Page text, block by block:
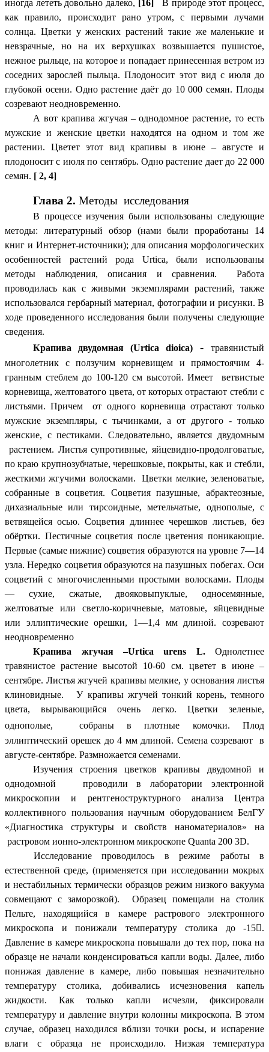
иногда лететь довольно далеко, [16]
В природе этот процесс,
как правило, происходит рано утром, с первыми лучами
солнца. Цветки у женских растений такие же маленькие и
невзрачные, но на их верхушках возвышается пушистое,
нежное рыльце, на которое и попадает принесенная ветром из
соседних зарослей пыльца. Плодоносит этот вид с июля до
глубокой осени. Одно растение даёт до 10 000 семян. Плоды
созревают неодновременно.
А вот крапива жгучая – однодомное растение, то есть
мужские и женские цветки находятся на одном и том же
растении. Цветет этот вид крапивы в июне – августе и
плодоносит с июля по сентябрь. Одно растение дает до 22 000
семян. [ 2, 4]
Глава 2.Методы исследования
В процессе изучения были использованы следующие
методы: литературный обзор (нами были проработаны 14
книг и Интернет-источники); для описания морфологических
особенностей растений рода Urtica, были использованы
методы наблюдения, описания и сравнения. Работа
проводилась как с живыми экземплярами растений, также
использовался гербарный материал, фотографии и рисунки. В
ходе проведенного исследования были получены следующие
сведения.
Крапива двудомная (Urtica dioica)
-травянистый
многолетник с ползучим корневищем и прямостоячим 4-
гранным стеблем до 100-120 см высотой. Имеет ветвистые
корневища, желтоватого цвета, от которых отрастают стебли с
листьями. Причем от одного корневища отрастают только
мужские экземпляры, с тычинками, а от другого - только
женские, с пестиками. Следовательно, является двудомным
растением. Листья супротивные, яйцевидно-продолговатые,
по краю крупнозубчатые, черешковые, покрыты, как и стебли,
жесткими жгучими волосками. Цветки мелкие, зеленоватые,
собранные в соцветия. Соцветия пазушные, абрактеозные,
дихазиальные или тирсоидные, метельчатые, однополые, с
ветвящейся осью. Соцветия длиннее черешков листьев, без
обёртки. Пестичные соцветия после цветения поникающие.
Первые (самые нижние) соцветия образуются на уровне 7—14
узла. Нередко соцветия образуются на пазушных побегах. Оси
соцветий с многочисленными простыми волосками. Плоды
— сухие, сжатые, двояковыпуклые, односемянные,
желтоватые или светло-коричневые, матовые, яйцевидные
или эллиптические орешки, 1—1,4 мм длиной. созревают
неодновременно
Крапива жгучая –Urtica urens L.Однолетнее
травянистое растение высотой 10-60 см. цветет в июне –
сентябре. Листья жгучей крапивы мелкие, у основания листья
клиновидные. У крапивы жгучей тонкий корень, темного
цвета, вырывающийся очень легко. Цветки зеленые,
однополые,
собраны в плотные комочки. Плод
эллиптический орешек до 4 мм длиной. Семена созревают в
августе-сентябре. Размножается семенами.
Изучения строения цветков крапивы двудомной и
однодомной проводили в лаборатории электронной
микроскопии и рентгеноструктурного анализа Центра
коллективного пользования научным оборудованием БелГУ
«Диагностика структуры и свойств наноматериалов» на
растровом ионно-электронном микроскопе Quanta 200 3D.
Исследование проводилось в режиме работы в
естественной среде, (применяется при исследовании мокрых
и нестабильных термически образцов режим низкого вакуума
совмещают с заморозкой). Образец помещали на столик
Пельте, находящийся в камере растрового электронного
микроскопа и понижали температуру столика до -15.
Давление в камере микроскопа повышали до тех пор, пока на
образце не начали конденсироваться капли воды. Далее, либо
понижая давление в камере, либо повышая незначительно
температуру столика, добивались исчезновения капель
жидкости. Как только капли исчезли, фиксировали
температуру и давление внутри колонны микроскопа. В этом
случае, образец находился вблизи точки росы, и испарение
влаги с образца не происходило. Низкая температура